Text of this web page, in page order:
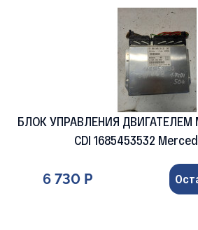
БЛОК УПРАВЛЕНИЯ ДВИГАТЕЛЕМ
CDI 1685453532
6 730 Р